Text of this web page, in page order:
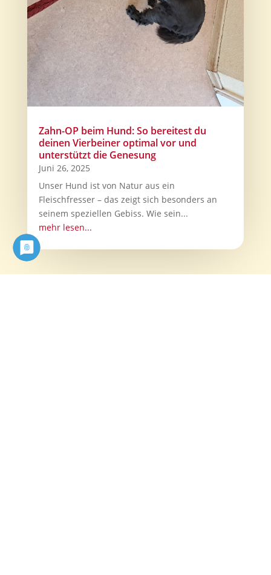
Zahn-OP beim Hund: So bereitest du
deinen Vierbeiner optimal vor und
unterstützt die Genesung
Juni 26, 2025
Unser Hund ist von Natur aus ein
Fleischfresser – das zeigt sich besonders an
seinem speziellen Gebiss. Wie sein...
mehr lesen...